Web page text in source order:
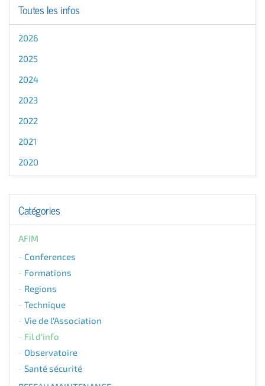
Toutes les infos
2026
2025
2024
2023
2022
2021
2020
Catégories
AFIM
Conferences
Formations
Regions
Technique
Vie de l'Association
Fil d'info
Observatoire
Santé sécurité